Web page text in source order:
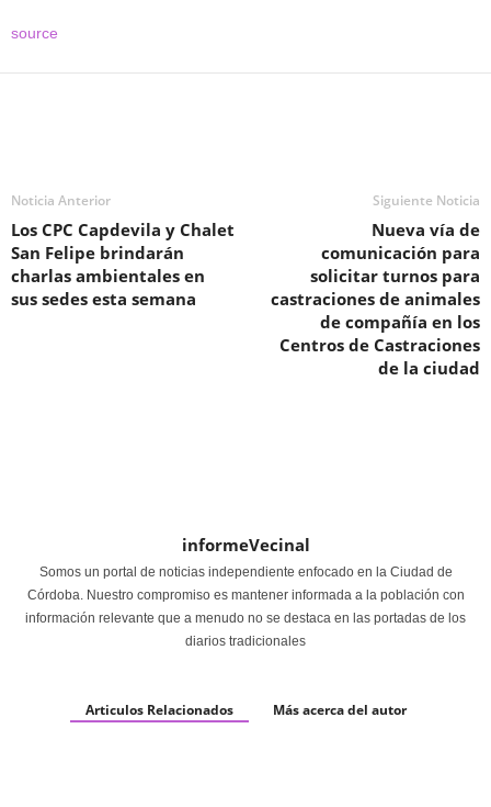
source
Noticia Anterior
Los CPC Capdevila y Chalet
San Felipe brindarán
charlas ambientales en
sus sedes esta semana
Siguiente Noticia
Nueva vía de
comunicación para
solicitar turnos para
castraciones de animales
de compañía en los
Centros de Castraciones
de la ciudad
informeVecinal
Somos un portal de noticias independiente enfocado en la Ciudad de
Córdoba. Nuestro compromiso es mantener informada a la población con
información relevante que a menudo no se destaca en las portadas de los
diarios tradicionales
Articulos Relacionados Más acerca del autor